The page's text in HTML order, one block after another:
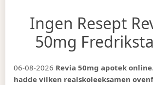
Ingen Resept
50mg
06-08-2026 Revia 50mg apotek
hadde vilken realskoleeksamen